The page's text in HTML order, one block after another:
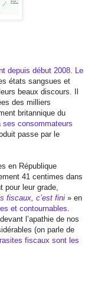
depuis début 2008 Le
états sangsues et
beaux discours. Il
des milliers
britannique du
ses consommateurs
passe par le
en République
41 centimes dans
leur grade,
fiscaux, c’est fini » en
et contournables
l’apathie de nos
(on parle de
fiscaux sont les